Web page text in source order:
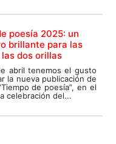
poesía 2025: un
brillante para las
dos orillas
abril tenemos el gusto
la nueva publicación de
de poesía”, en el
celebración del...